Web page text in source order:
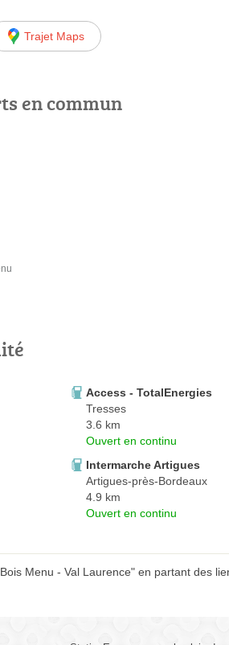
Trajet Maps
en commun
Access - TotalEnergies
Tresses
3.6 km
Ouvert en continu
Intermarche Artigues
Artigues-près-Bordeaux
4.9 km
Ouvert en continu
Menu - Val Laurence" en partant des